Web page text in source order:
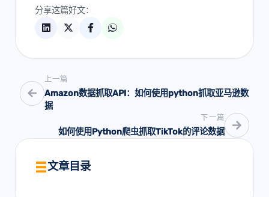
分享这篇好文：
上一篇
Amazon数据抓取API：如何使用python抓取亚马逊数
据
下一篇
如何使用Python爬虫抓取TikTok的评论数据
文章目录